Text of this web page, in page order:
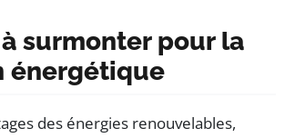
surmonter pour la
énergétique
des énergies renouvelables,